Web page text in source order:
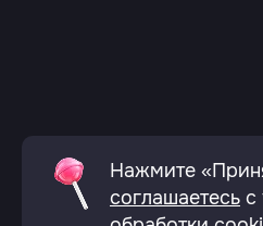
Нажмите
соглашаетесь с